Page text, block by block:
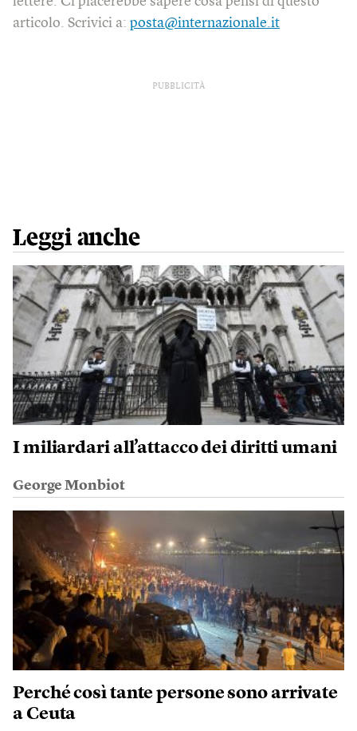
articolo. Scrivici a: posta@internazionale.it
PUBBLICITÀ
Leggi anche
I miliardari all’attacco dei diritti umani
George Monbiot
Perché così tante persone sono arrivate
a Ceuta